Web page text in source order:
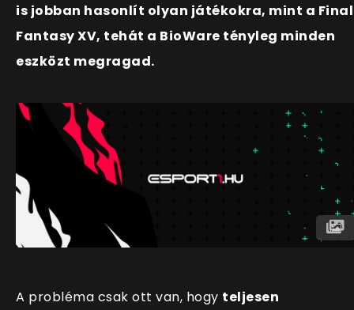
is jobban hasonlít olyan játékokra, mint a Final
Fantasy XV, tehát a BioWare tényleg minden
eszközt megragad.
A probléma csak ott van, hogy teljesen